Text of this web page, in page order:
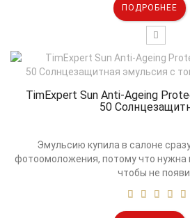
ПОДРОБНЕЕ
TimExpert Sun Anti-Ageing
50
Эмульсию купила в салоне
фотоомоложения, потому что нужна
чтобы не